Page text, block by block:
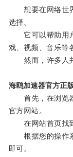
想要在网络世界
选择。
它可以帮助用户
戏、视频、音乐等
然而，许多人并
海鸥加速器官方正
首先，在浏览器
官方网站。
在网站首页找到
根据您的操作系
即可。